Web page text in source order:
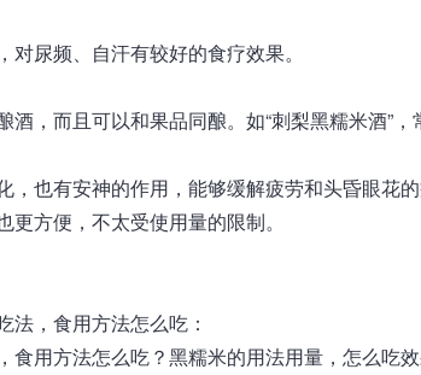
对尿频、自汗有较好的食疗效果。
酒，而且可以和果品同酿。如“刺梨黑糯米酒”，
，也有安神的作用，能够缓解疲劳和头昏眼花
更方便，不太受使用量的限制。
法，食用方法怎么吃：
食用方法怎么吃？黑糯米的用法用量，怎么吃